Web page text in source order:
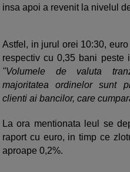
insa apoi a revenit la nivelul
Astfel, in jurul orei 10:30,
respectiv cu 0,35 bani peste
"Volumele de valuta
majoritatea ordinelor sunt
clienti ai bancilor, care
La ora mentionata leul se
raport cu euro, in timp ce
aproape 0,2%.